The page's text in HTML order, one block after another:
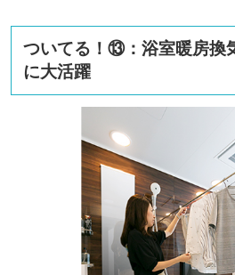
ついてる！⑬：浴室暖房換
に大活躍